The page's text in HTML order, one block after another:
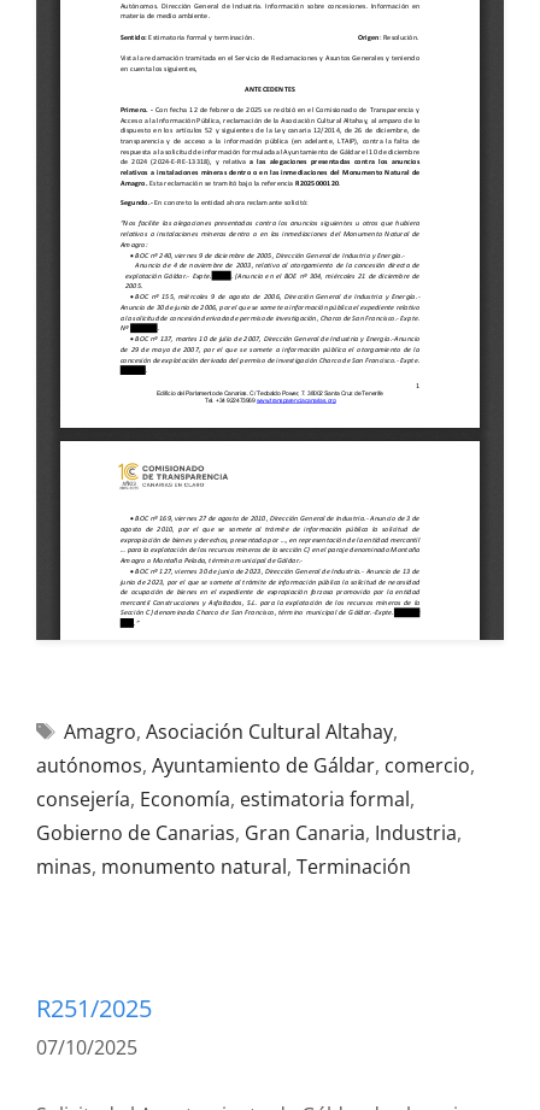
Amagro, Asociación Cultural Altahay,
autónomos, Ayuntamiento de Gáldar, comercio,
consejería, Economía, estimatoria formal,
Gobierno de Canarias, Gran Canaria, Industria,
minas, monumento natural, Terminación
R251/2025
07/10/2025